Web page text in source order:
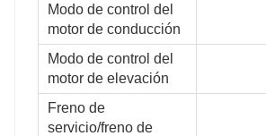
Modo de control del
motor de conducción
Modo de control del
motor de elevación
Freno de
servicio/freno de